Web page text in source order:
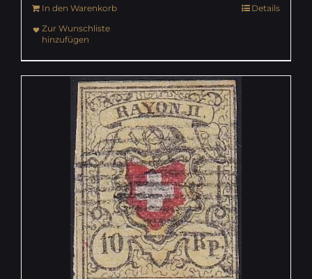
In den Warenkorb
Details
Zur Wunschliste
hinzufügen